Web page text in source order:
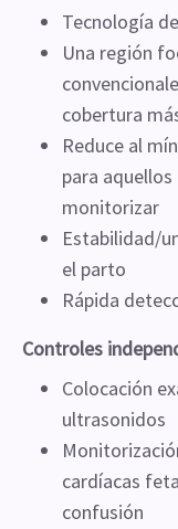
Tecnología
Una región
cobertura
Reduce al
para
monitorizar
Estabilidad/
el parto
Rápida
Controles
Colocación
ultrasonidos
cardíacas
confusión